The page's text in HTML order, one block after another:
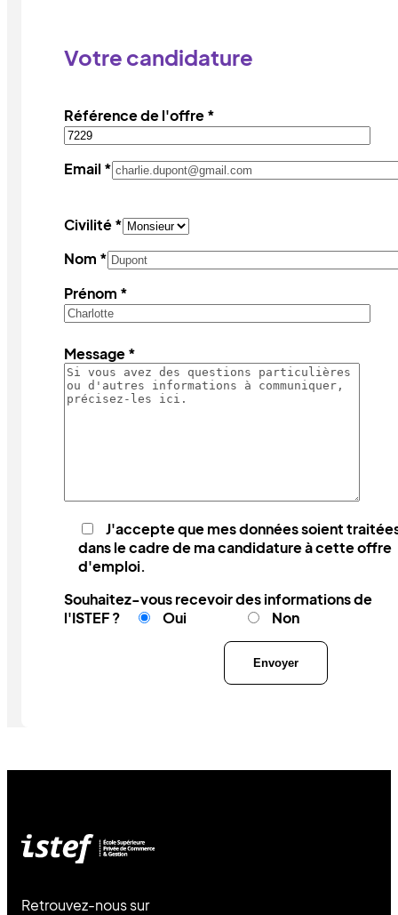
Votre candidature
Référence de l'offre *
Email *
Civilité *
Nom *
Prénom *
Message *
J'accepte que mes données soient
dans le cadre de ma candidature à cette offre
d'emploi.
Souhaitez-vous recevoir des informations de
l'ISTEF ?
Oui Non
Retrouvez-nous sur